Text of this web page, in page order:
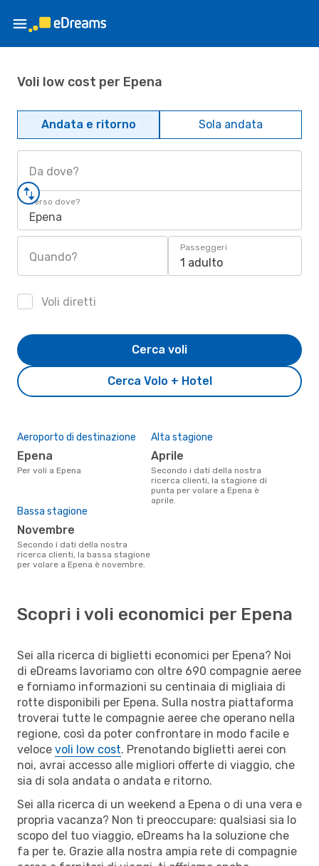
Voli low cost per Epena
Andata e ritorno Sola andata
Da dove?
Verso dove?
Epena
Quando?
Passeggeri
1 adulto
Voli diretti
Cerca Volo + Hotel
Cerca voli
Aeroporto di destinazione
Epena
Per voli a Epena
Alta stagione
aprile
Secondo i dati della nostra
ricerca clienti, la stagione di
punta per volare a Epena è
aprile.
Bassa stagione
novembre
Secondo i dati della nostra
ricerca clienti, la bassa stagione
per volare a Epena è novembre.
Scopri i voli economici per Epena
Sei alla ricerca di biglietti economici per Epena? Noi
di eDreams lavoriamo con oltre 690 compagnie aeree
e forniamo informazioni su centinaia di migliaia di
rotte disponibili per Epena. Sulla nostra piattaforma
troverai tutte le compagnie aeree che operano nella
regione, così da poter confrontare in modo facile e
veloce voli low cost. Prenotando biglietti aerei con
noi, avrai accesso alle migliori offerte di viaggio, che
sia di sola andata o andata e ritorno.
Sei alla ricerca di un weekend a Epena o di una vera e
propria vacanza? Non ti preoccupare: qualsiasi sia lo
scopo del tuo viaggio, eDreams ha la soluzione che
fa per te. Grazie alla nostra ampia rete di compagnie